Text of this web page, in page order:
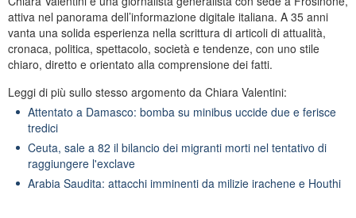
attiva nel panorama dell’informazione digitale italiana. A 35 anni
vanta una solida esperienza nella scrittura di articoli di attualità,
cronaca, politica, spettacolo, società e tendenze, con uno stile
chiaro, diretto e orientato alla comprensione dei fatti.
Leggi di più sullo stesso argomento da Chiara Valentini:
Attentato a Damasco: bomba su minibus uccide due e ferisce
tredici
Ceuta, sale a 82 il bilancio dei migranti morti nel tentativo di
raggiungere l'exclave
Arabia Saudita: attacchi imminenti da milizie irachene e Houthi